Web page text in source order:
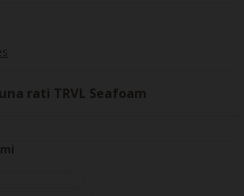
rati TRVL Seafoam